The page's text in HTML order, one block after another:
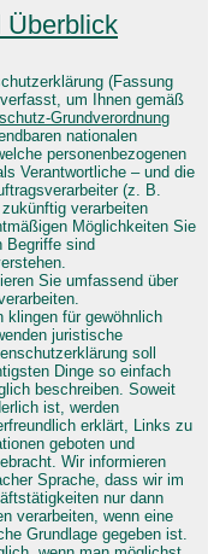
Überblick
(Fassung
verfasst, um Ihnen gemäß
Grundverordnung
nationalen
personenbezogenen
Verantwortliche – und die
(z. B.
verarbeiten
Möglichkeiten Sie
Begriffe sind
Sie umfassend über
klingen für gewöhnlich
juristische
soll
Dinge so einfach
beschreiben. Soweit
ist, werden
erklärt, Links zu
geboten und
Wir informieren
Sprache, dass wir im
nur dann
verarbeiten, wenn eine
Grundlage gegeben ist.